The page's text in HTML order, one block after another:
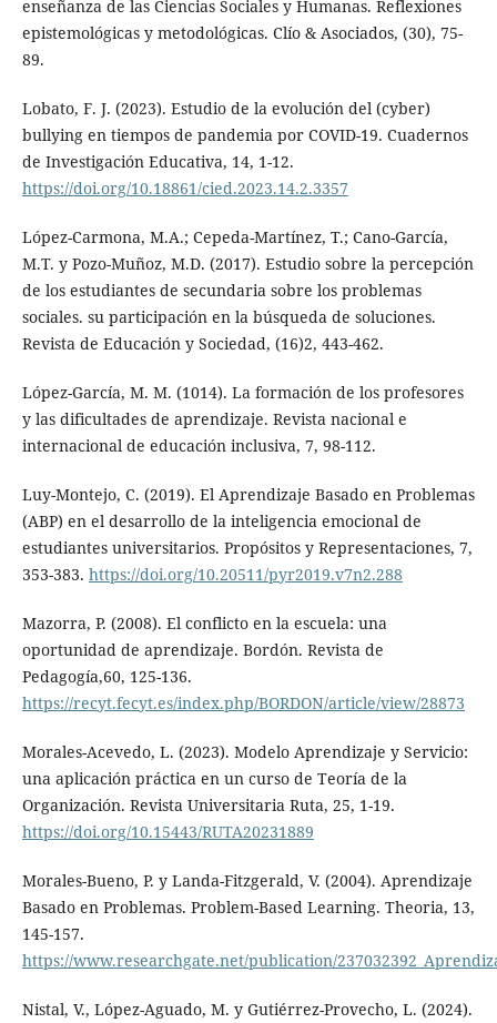
enseñanza de las Ciencias Sociales y Humanas. Reflexiones
epistemológicas y metodológicas. Clío & Asociados, (30), 75-
89.
Lobato, F. J. (2023). Estudio de la evolución del (cyber)
bullying en tiempos de pandemia por COVID-19. Cuadernos
de Investigación Educativa, 14, 1-12.
https://doi.org/10.18861/cied.2023.14.2.3357
López-Carmona, M.A.; Cepeda-Martínez, T.; Cano-García,
M.T. y Pozo-Muñoz, M.D. (2017). Estudio sobre la percepción
de los estudiantes de secundaria sobre los problemas
sociales. su participación en la búsqueda de soluciones.
Revista de Educación y Sociedad, (16)2, 443-462.
López-García, M. M. (1014). La formación de los profesores
y las dificultades de aprendizaje. Revista nacional e
internacional de educación inclusiva, 7, 98-112.
Luy-Montejo, C. (2019). El Aprendizaje Basado en Problemas
(ABP) en el desarrollo de la inteligencia emocional de
estudiantes universitarios. Propósitos y Representaciones, 7,
353-383. https://doi.org/10.20511/pyr2019.v7n2.288
Mazorra, P. (2008). El conflicto en la escuela: una
oportunidad de aprendizaje. Bordón. Revista de
Pedagogía,60, 125-136.
https://recyt.fecyt.es/index.php/BORDON/article/view/28873
Morales-Acevedo, L. (2023). Modelo Aprendizaje y Servicio:
una aplicación práctica en un curso de Teoría de la
Organización. Revista Universitaria Ruta, 25, 1-19.
https://doi.org/10.15443/RUTA20231889
Morales-Bueno, P. y Landa-Fitzgerald, V. (2004). Aprendizaje
Basado en Problemas. Problem-Based Learning. Theoria, 13,
145-157.
https://www.researchgate.net/publication/
Nistal, V., López-Aguado, M. y Gutiérrez-Provecho, L. (2024).